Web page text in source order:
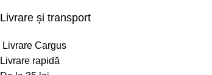
Livrare și transport
Livrare Cargus
Livrare rapidă